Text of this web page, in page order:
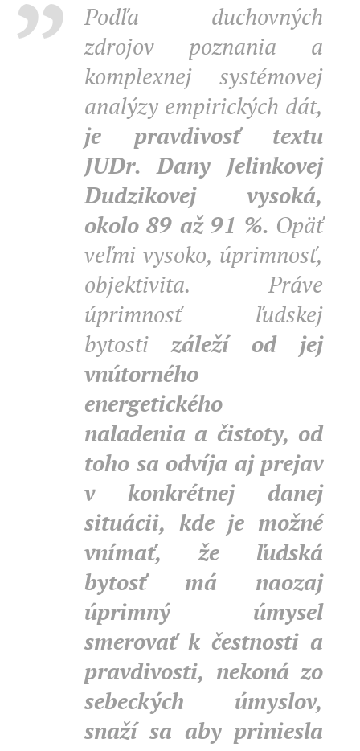
Podľa duchovných
zdrojov poznania a
komplexnej systémovej
analýzy empirických dát,
je pravdivosť textu
JUDr. Dany Jelinkovej
Dudzikovej vysoká,
okolo 89 až 91 %. Opäť
veľmi vysoko, úprimnosť,
objektivita. Práve
úprimnosť ľudskej
bytostizáleží od jej
vnútorného
energetického
naladenia a čistoty, od
toho sa odvíja aj prejav
v konkrétnej danej
situácii, kde je možné
vnímať, že ľudská
bytosť má naozaj
úprimný úmysel
smerovať k čestnosti a
pravdivosti, nekoná zo
sebeckých úmyslov,
snaží sa aby priniesla